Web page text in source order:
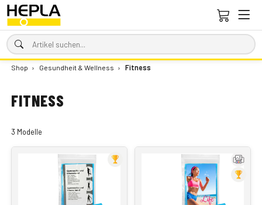
Shop › Gesundheit & Wellness › Fitness
FITNESS
3 Modelle